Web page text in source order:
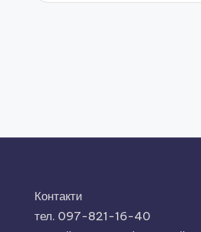
Контакти
тел. 097-821-16-40